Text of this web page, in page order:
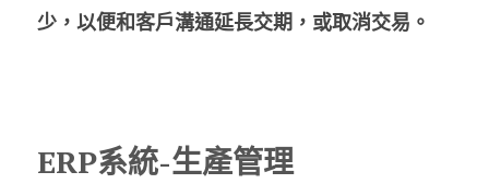
少，以便和客戶溝通延長交期，或取消交易。
ERP系統-生產管理